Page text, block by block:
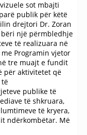
sot mbajti
publik për këtë
drejtori Dr. Zoran
bëri një përmbledhje
të realizuara në
Programin vjetor
tre muajt e fundit
për aktivitetet që
të
publike të
të shkruara,
të kryera,
ndërkombëtar. Më